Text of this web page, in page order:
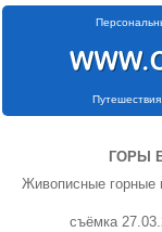
ГОРЫ
Живописные горные
съёмка